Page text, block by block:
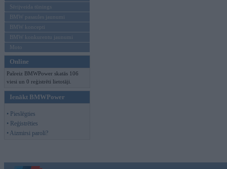
Sērijveida tūnings
BMW pasaules jaunumi
BMW koncepti
BMW konkurentu jaunumi
Moto
Online
Pašreiz BMWPower skatās 106
viesi un 0 reģistrēti lietotāji.
Ienākt BMWPower
• Pieslēgties
• Reģistrēties
• Aizmirsi paroli?